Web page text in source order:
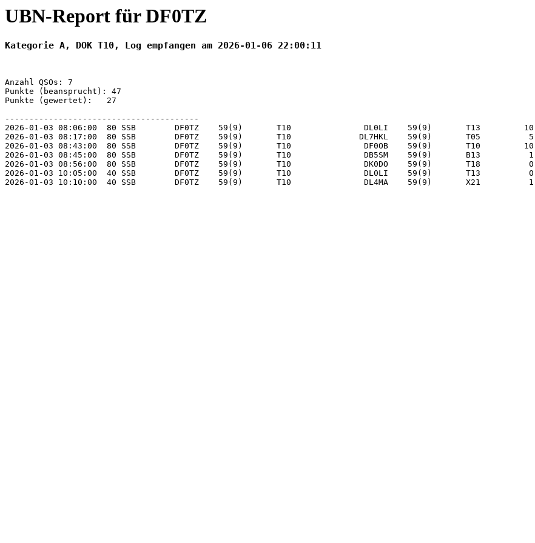
UBN-Report für DF0TZ
Kategorie A, DOK T10, Log empfangen am 2026-01-06 22:00:11
Anzahl QSOs: 7
Punkte (beansprucht): 47
Punkte (gewertet):   27
----------------------------------------
2026-01-03 08:06:00  80 SSB        DF0TZ    59(9)       T10               DL0LI    59(9)       T13         10
2026-01-03 08:17:00  80 SSB        DF0TZ    59(9)       T10              DL7HKL    59(9)       T05          5
2026-01-03 08:43:00  80 SSB        DF0TZ    59(9)       T10               DF0OB    59(9)       T10         10
2026-01-03 08:45:00  80 SSB        DF0TZ    59(9)       T10               DB5SM    59(9)       B13          1
2026-01-03 08:56:00  80 SSB        DF0TZ    59(9)       T10               DK0DO    59(9)       T18          0
2026-01-03 10:05:00  40 SSB        DF0TZ    59(9)       T10               DL0LI    59(9)       T13          0
2026-01-03 10:10:00  40 SSB        DF0TZ    59(9)       T10               DL4MA    59(9)       X21          1